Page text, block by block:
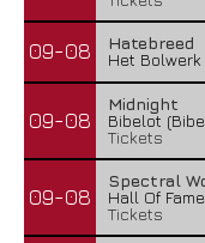
09-08
Hatebreed
Het
09-08
Midnight
Bibelot
Tickets
09-08
Spectral
Hall Of
Tickets